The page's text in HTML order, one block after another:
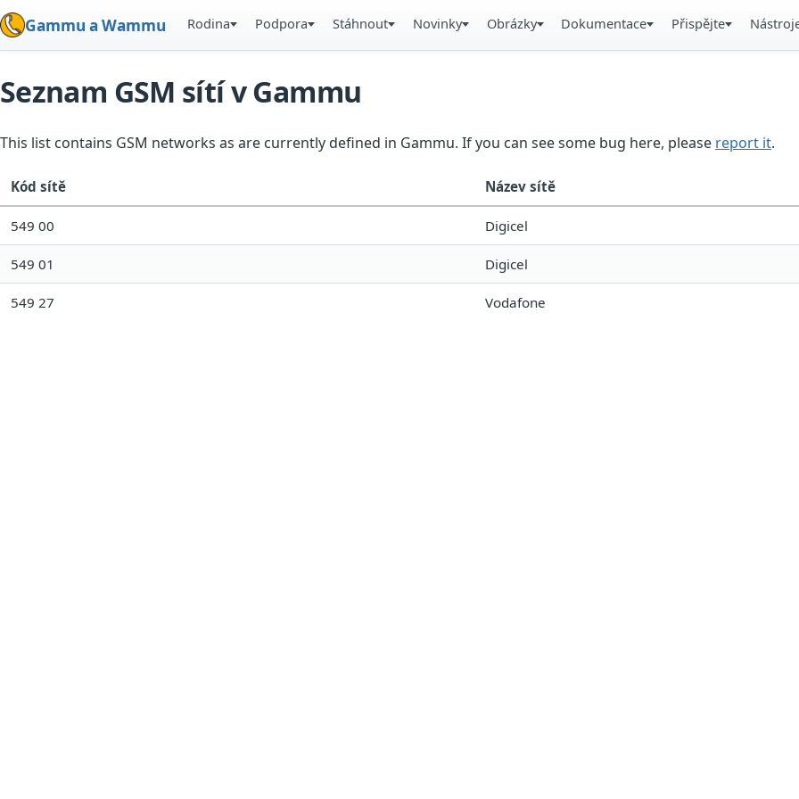
Gammu a Wammu Rodina Podpora Stáhnout Novinky Obrázky Dokumentace Přispějte
Seznam GSM sítí v Gammu
This list contains GSM networks as are currently defined in Gammu. If you can see some bug here, please report it.
Kód sítě Název sítě
549 00 Digicel
549 01 Digicel
549 27 Vodafone